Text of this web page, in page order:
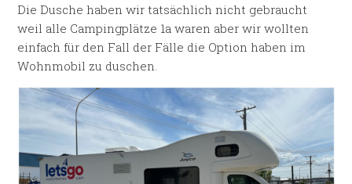
Die Dusche haben wir tatsächlich nicht gebraucht
weil alle Campingplätze 1a waren aber wir wollten
einfach für den Fall der Fälle die Option haben im
Wohnmobil zu duschen.